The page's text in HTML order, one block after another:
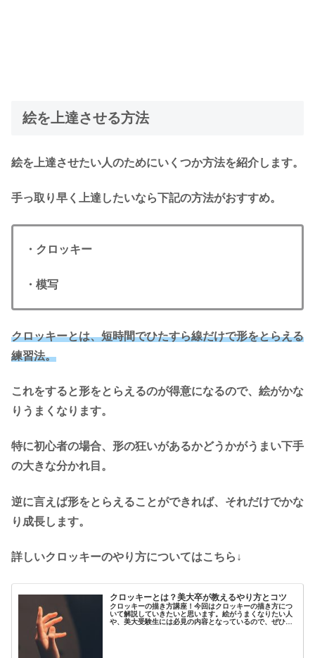
絵を上達させる方法
絵を上達させたい人のためにいくつか方法を紹介します。
手っ取り早く上達したいなら下記の方法がおすすめ。
・クロッキー
・模写
クロッキーとは、短時間でひたすら線だけで形をとらえる
練習法。
これをすると形をとらえるのが得意になるので、絵がかな
りうまくなります。
特に初心者の場合、形の狂いがあるかどうかがうまい下手
の大きな分かれ目。
逆に言えば形をとらえることができれば、それだけでかな
り成長します。
詳しいクロッキーのやり方についてはこちら↓
クロッキーとは？美大卒が教えるやり方とコツ
クロッキーの描き方講座！今回はクロッキーの描き方につ
いて解説していきたいと思います。絵がうまくなりたい人
や、美大受験生には必見の内容となっているので、ぜひ参